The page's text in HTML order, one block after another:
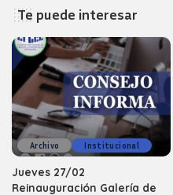
Te puede interesar
Archivo Institucional
Jueves 27/02
Reinauguración Galería de